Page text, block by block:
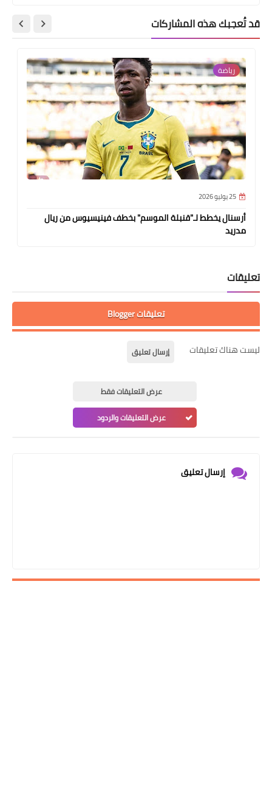
قد تُعجبك هذه المشاركات
رياضة
25 يوليو 2026
أرسنال يخطط لـ"قنبلة الموسم" بخطف فينيسيوس من ريال
مدريد
تعليقات
تعليقات Blogger
ليست هناك تعليقات إرسال تعليق
عرض التعليقات فقط
عرض التعليقات والردود
إرسال تعليق